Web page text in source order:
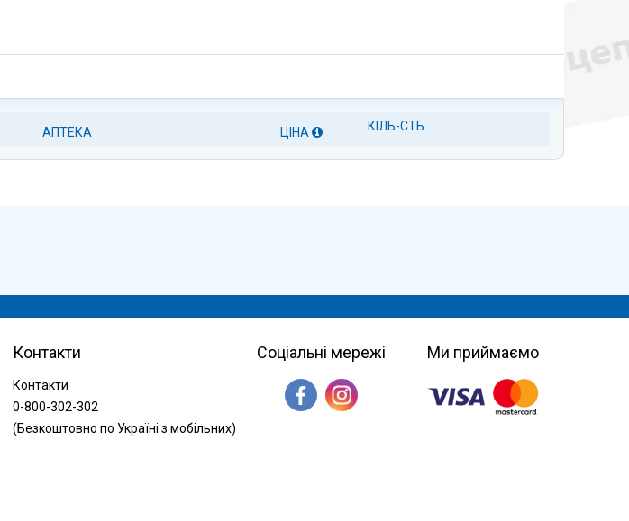
АПТЕКА ЦІНА КІЛЬ-СТЬ
Контакти
Контакти
0-800-302-302
(Безкоштовно по Україні з мобільних)
Соціальні мережі Ми приймаємо